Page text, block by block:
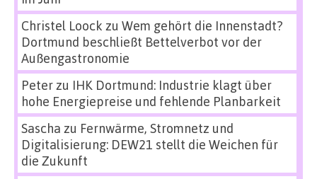
Christel Loock zu Wem gehört die Innenstadt?
Dortmund beschließt Bettelverbot vor der
Außengastronomie
Peterzu IHK Dortmund: Industrie klagt über
hohe Energiepreise und fehlende Planbarkeit
Sascha zu Fernwärme, Stromnetz und
Digitalisierung: DEW21 stellt die Weichen für
die Zukunft